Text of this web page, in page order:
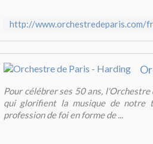
Pour célébrer ses 50 ans,
qui glorifient la musique de notre
profession de foi en forme de ...